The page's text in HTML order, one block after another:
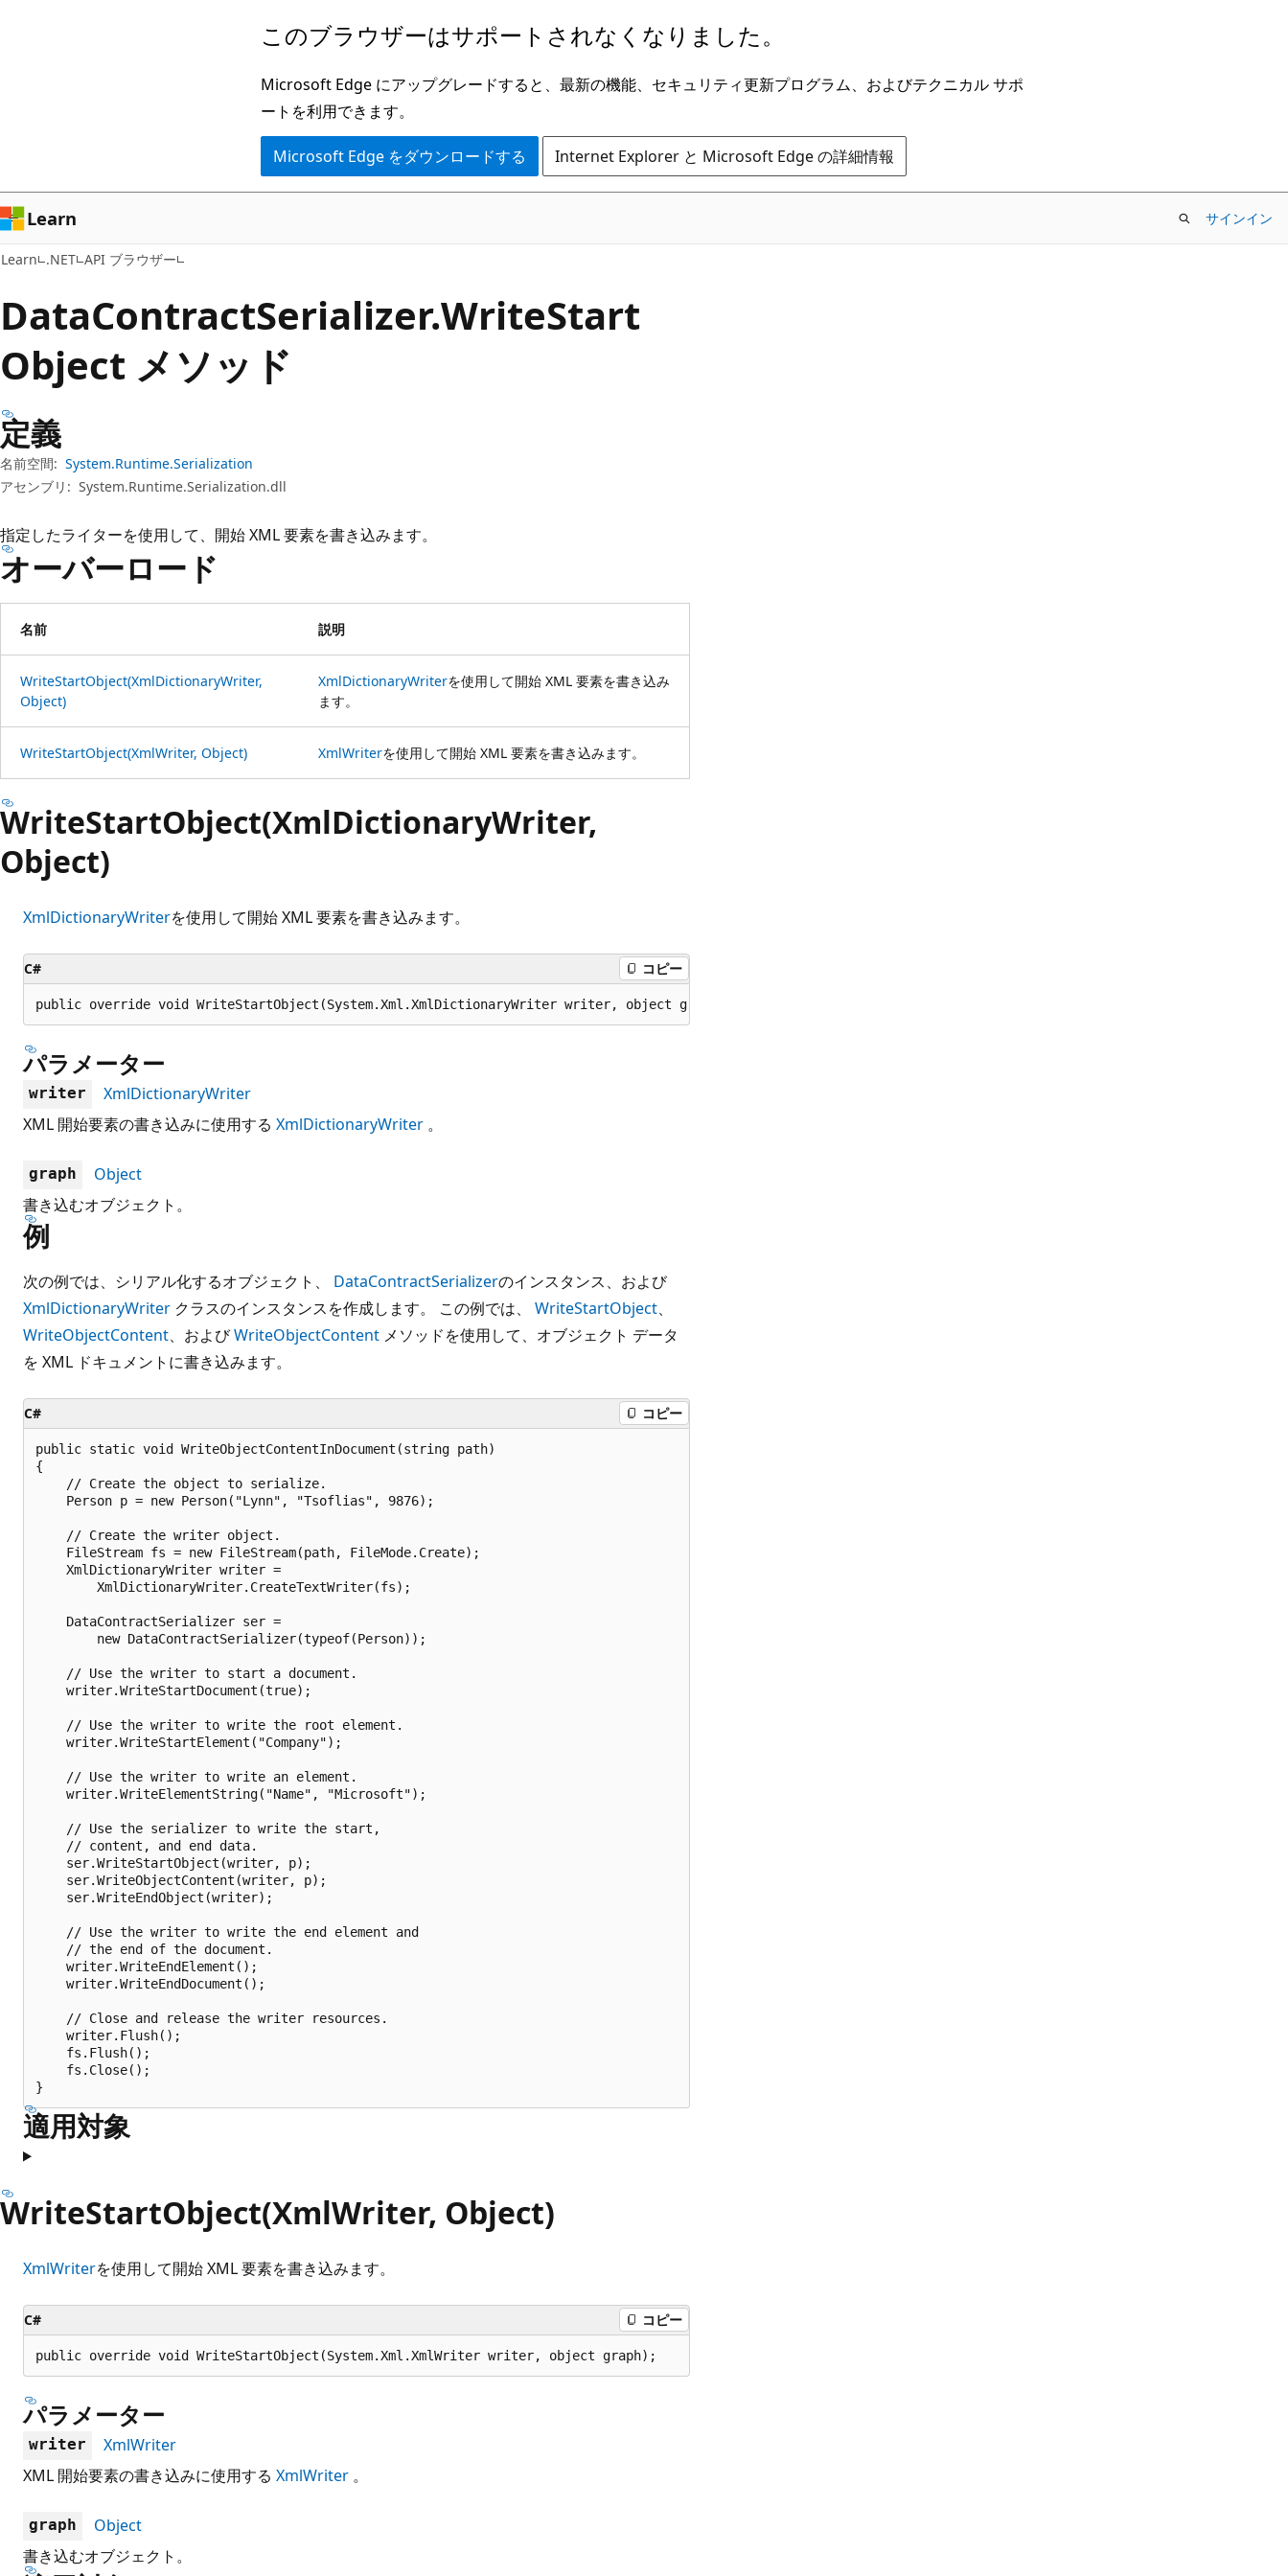
ン
ツ
に
ス
ッ
プ
ゲ
ー
シ
ョ
に
ス
キ
プ
このブラウザーはサポートされなくなりました。
Microsoft Edge にアップグレードすると、最新の機能、セキュリティ更新プログラム、およびテクニカル サポ
ートを利用できます。
Microsoft Edge をダウンロードする Internet Explorer と Microsoft Edge の詳細情報
Learn サインイン
Learn .NET API ブラウザー
DataContractSerializer.WriteStart
Object メソッド
定義
名前空間: System.Runtime.Serialization
アセンブリ: System.Runtime.Serialization.dll
指定したライターを使用して、開始 XML 要素を書き込みます。
オーバーロード
名前 説明
WriteStartObject(XmlDictionaryWriter,
Object)
XmlDictionaryWriterを使用して開始 XML 要素を書き込み
ます。
WriteStartObject(XmlWriter, Object) XmlWriterを使用して開始 XML 要素を書き込みます。
WriteStartObject(XmlDictionaryWriter,
Object)
XmlDictionaryWriterを使用して開始 XML 要素を書き込みます。
C# コピー
public override void WriteStartObject(System.Xml.XmlDictionaryWriter writer, object graph);
パラメーター
writer
XmlDictionaryWriter
XML 開始要素の書き込みに使用する XmlDictionaryWriter 。
graph
Object
書き込むオブジェクト。
例
次の例では、シリアル化するオブジェクト、 DataContractSerializerのインスタンス、および
XmlDictionaryWriter クラスのインスタンスを作成します。 この例では、 WriteStartObject、
WriteObjectContent、およびWriteObjectContent メソッドを使用して、オブジェクト データ
を XML ドキュメントに書き込みます。
C# コピー
public static void WriteObjectContentInDocument(string path)
{
    // Create the object to serialize.
    Person p = new Person("Lynn", "Tsoflias", 9876);
    // Create the writer object.
    FileStream fs = new FileStream(path, FileMode.Create);
    XmlDictionaryWriter writer =
        XmlDictionaryWriter.CreateTextWriter(fs);
    DataContractSerializer ser =
        new DataContractSerializer(typeof(Person));
    // Use the writer to start a document.
    writer.WriteStartDocument(true);
    // Use the writer to write the root element.
    writer.WriteStartElement("Company");
    // Use the writer to write an element.
    writer.WriteElementString("Name", "Microsoft");
    // Use the serializer to write the start,
    // content, and end data.
    ser.WriteStartObject(writer, p);
    ser.WriteObjectContent(writer, p);
    ser.WriteEndObject(writer);
    // Use the writer to write the end element and
    // the end of the document.
    writer.WriteEndElement();
    writer.WriteEndDocument();
    // Close and release the writer resources.
    writer.Flush();
    fs.Flush();
    fs.Close();
適用対象
WriteStartObject(XmlWriter, Object)
XmlWriterを使用して開始 XML 要素を書き込みます。
C# コピー
public override void WriteStartObject(System.Xml.XmlWriter writer, object graph);
パラメーター
writer
XmlWriter
XML 開始要素の書き込みに使用する XmlWriter 。
graph
Object
書き込むオブジェクト。